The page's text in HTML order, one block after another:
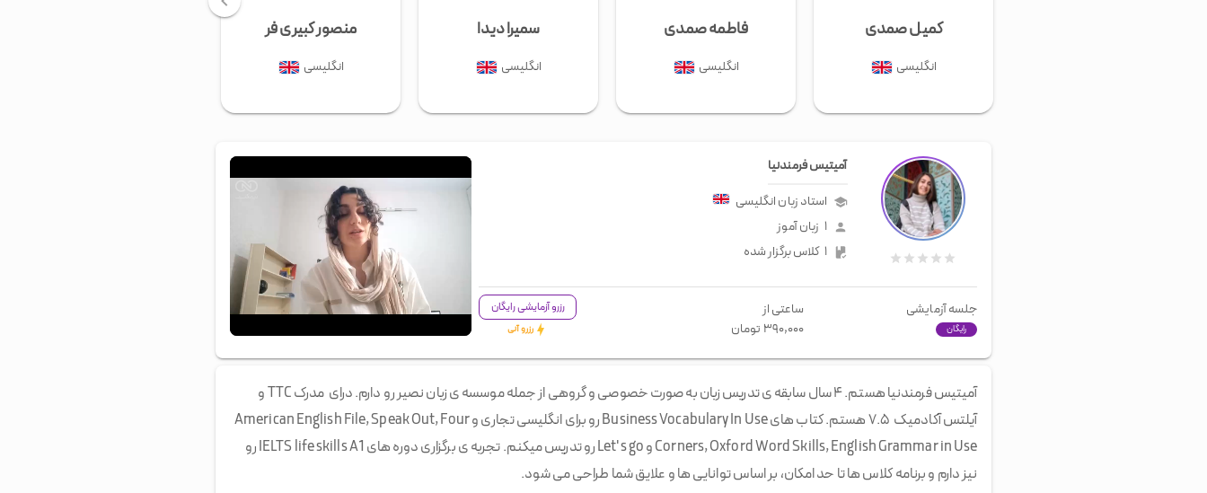
کمیل صمدی
انگلیسی
فاطمه صمدی
انگلیسی
سمیرا دیدا
انگلیسی
منصور کبیری فر
انگلیسی
آمیتیس فرمندنیا
استاد زبانانگلیسی
۱ زبان آموز
۱ کلاس برگزار شده
جلسه آزمایشی
رایگان
ساعتی از
۳۹۰,۰۰۰ تومان
رزرو آزمایشی رایگان
رزرو آنی
00:00/00:54
آمیتیس فرمندنیا هستم. ۴ سال سابقه ی تدریس زبان به صورت خصوصی و گروهی از جمله موسسه ی زبان نصیر رو دارم. درای مدرک TTC و
آیلتس آکادمیک ۷.۵ هستم. کتاب های Business Vocabulary In Use رو برای انگلیسی تجاری و American English File, Speak Out, Four
Corners, Oxford Word Skills, English Grammar in Use و Let's go رو تدریس میکنم. تجربه ی برگزاری دوره های IELTS life skills A1 رو
نیز دارم و برنامه کلاس ها تا حد امکان، بر اساس توانایی ها و علایق شما طراحی می شود.